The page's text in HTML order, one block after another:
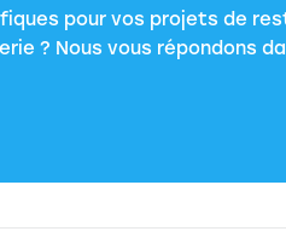
pour vos projets de
? Nous vous répondons